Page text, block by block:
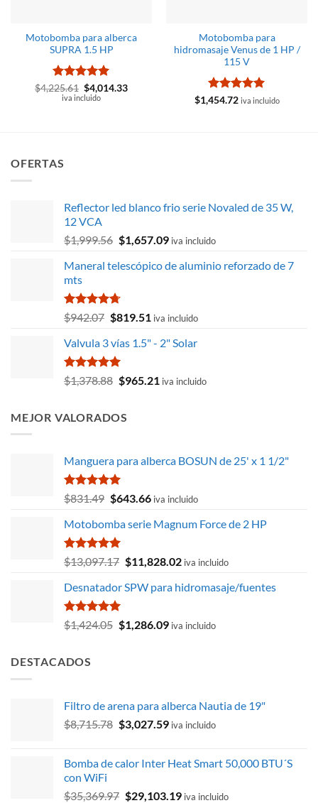
Motobomba para alberca
SUPRA 1.5 HP
Valorado
con5de 5
$4,225.61 El
precio
$4,014.33El
iva incluido
Motobomba para
hidromasaje Venus de 1 HP /
115 V
Valorado
$1,454.72 iva incluido
OFERTAS
Reflector led blanco frio serie Novaled de 35 W,
12 VCA
$1,999.56 El
original
$1,999.56.
$1,657.09El
actual
iva incluido
Maneral telescópico de aluminio reforzado de 7
mts
Valorado
con
de 5
$942.07 El
original
era:
$942.07.
$819.51 El
actual
$819.51.
iva incluido
Valvula 3 vías 1.5" - 2" Solar
Valorado
con
$1,378.88 El
era:
$965.21 El
iva incluido
MEJOR VALORADOS
Manguera para alberca BOSUN de 25' x 1 1/2"
Valorado
con
de 5
$831.49 El
original
era:
$831.49.
$643.66El
actual
$643.66.
iva incluido
Motobomba serie Magnum Force de 2 HP
Valorado
con
de 5
$13,097.17 El
original
$13,097.17.
$11,828.02El
actual
$11,828.02.
iva incluido
Desnatador SPW para hidromasaje/fuentes
Valorado
con
$1,424.05 El
$1,286.09Eliva incluido
DESTACADOS
Filtro de arena para alberca Nautia de 19"
$8,715.78 El
era:
$3,027.59El
es:
iva incluido
Bomba de calor Inter Heat Smart 50,000 BTU´S
con WiFi
$35,369.97 El
$29,103.19Eliva incluido